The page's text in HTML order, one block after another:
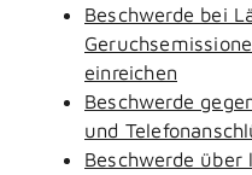
Beschwerde bei
einreichen
Beschwerde
und
Beschwerde